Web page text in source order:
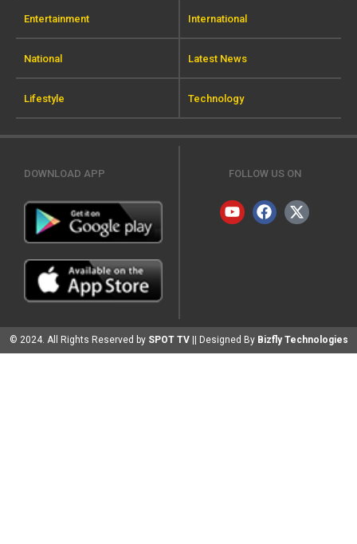
Entertainment International
National Latest News
Lifestyle Technology
DOWNLOAD APP FOLLOW US ON
© 2024. All Rights Reserved by SPOT TV || Designed By Bizfly Technologies